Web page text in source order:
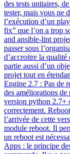
des tests unitaires,
tester, mais vous ne
l’exécution d’un
fix” que l’on a trop
and ansible-lint
passer sous
d’accroitre la
partie aussi d’un
projet tout en
Engine 2.7 : Pas de
des améliorations
version python 2.7+
correctement.
l’arrivée de cette
module reboot. Il
un reboot est
Apps : le principe